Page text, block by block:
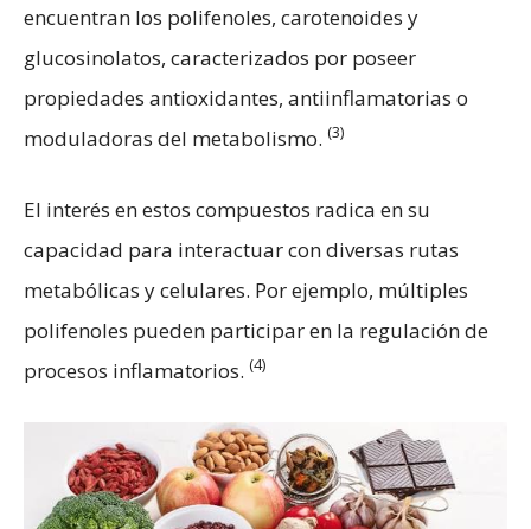
encuentran los polifenoles, carotenoides y
glucosinolatos, caracterizados por poseer
propiedades antioxidantes, antiinflamatorias o
moduladoras del metabolismo. (3)
El interés en estos compuestos radica en su
capacidad para interactuar con diversas rutas
metabólicas y celulares. Por ejemplo, múltiples
polifenoles pueden participar en la regulación de
procesos inflamatorios. (4)